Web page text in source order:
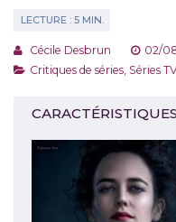
Cécile Desbrun
02/
Critiques de séries Séries
CARACTÉRISTIQUES